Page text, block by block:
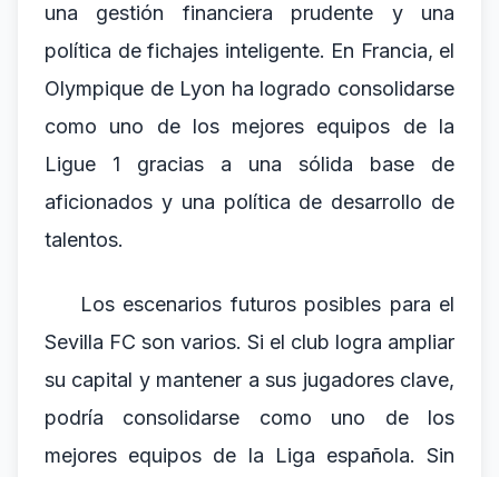
una gestión financiera prudente y una
política de fichajes inteligente. En Francia, el
Olympique de Lyon ha logrado consolidarse
como uno de los mejores equipos de la
Ligue 1 gracias a una sólida base de
aficionados y una política de desarrollo de
talentos.
Los escenarios futuros posibles para el
Sevilla FC son varios. Si el club logra ampliar
su capital y mantener a sus jugadores clave,
podría consolidarse como uno de los
mejores equipos de la Liga española. Sin